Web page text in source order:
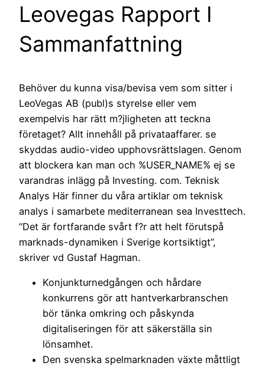
Leovegas Rapport I
Sammanfattning
Behöver du kunna visa/bevisa vem som sitter i
LeoVegas AB (publ)s styrelse eller vem
exempelvis har rätt m?jligheten att teckna
företaget? Allt innehåll på privataaffarer. se
skyddas audio-video upphovsrättslagen. Genom
att blockera kan man och %USER_NAME% ej se
varandras inlägg på Investing. com. Teknisk
Analys Här finner du våra artiklar om teknisk
analys i samarbete mediterranean sea Investtech.
“Det är fortfarande svårt f?r att helt förutspå
marknads-dynamiken i Sverige kortsiktigt”,
skriver vd Gustaf Hagman.
Konjunkturnedgången och hårdare
konkurrens gör att hantverkarbranschen
bör tänka omkring och påskynda
digitaliseringen för att säkerställa sin
lönsamhet.
Den svenska spelmarknaden växte måttligt